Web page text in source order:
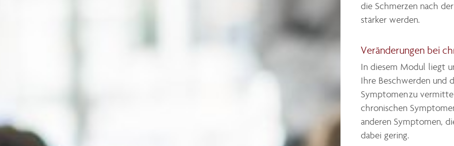
die Schmerzen nach
stärker werden.
Veränderungen bei
In diesem Modul liegt
Ihre Beschwerden und
Symptomen zu
chronischen
anderen Symptomen,
dabei gering.